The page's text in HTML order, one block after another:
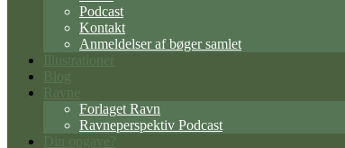
Podcast
Kontakt
Anmeldelser af bøger samlet
Forlaget Ravn
Ravneperspektiv Podcast